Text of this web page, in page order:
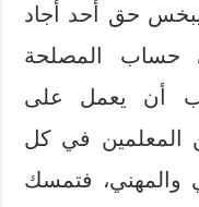
حق أحد أجاد
حساب المصلحة
أن يعمل على
المعلمين في كل
والمهني، فتمسك